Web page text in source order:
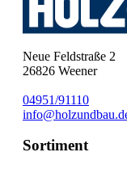
Neue Feldstraße 2
26826 Weener
04951/91110
Sortiment